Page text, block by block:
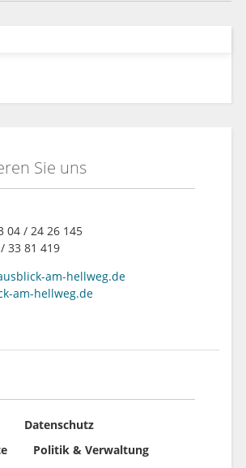
Sie uns
04 / 24 26 145
33 81 419
am-hellweg.de
am-hellweg.de
Datenschutz
Politik & Verwaltung